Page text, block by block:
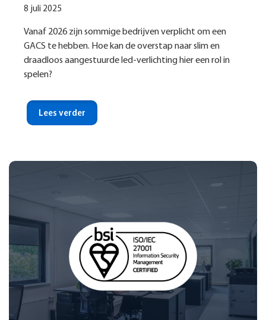
8 juli 2025
Vanaf 2026 zijn sommige bedrijven verplicht om een
GACS te hebben. Hoe kan de overstap naar slim en
draadloos aangestuurde led-verlichting hier een rol in
spelen?
Lees verder